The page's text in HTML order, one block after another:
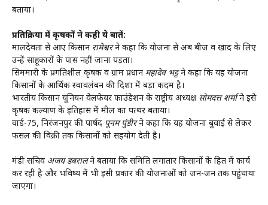
बताया।
प्रतिक्रिया में कृषकों ने कही ये बातें:
मालदेवता से आए किसान रामेश्वरने कहा कि योजना से अब बीज व खाद के लिए
उन्हें साहूकारों के पास नहीं जाना पड़ता।
सिममारी के प्रगतिशील कृषक व ग्राम प्रधान महादेव भट्टने कहा कि यह योजना
किसानों के आर्थिक स्वावलंबन की दिशा में बड़ा कदम है।
भारतीय किसान यूनियन वेलफेयर फाउंडेशन के राष्ट्रीय अध्यक्ष सोमदत्त शर्माने इसे
कृषक कल्याण के इतिहास में मील का पत्थर बताया।
वार्ड-75, निरंजनपुर की पार्षद पूनम पुंडीरने कहा कि यह योजना बुवाई से लेकर
फसल की विक्री तक किसानों को सहयोग देती है।
मंडी सचिव अजय डबरालने बताया कि समिति लगातार किसानों के हित में कार्य
कर रही है और भविष्य में भी इसी प्रकार की योजनाओं को जन-जन तक पहुंचाया
जाएगा।